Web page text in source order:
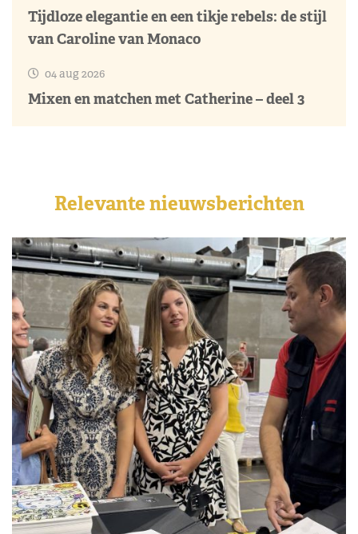
Tijdloze elegantie en een tikje rebels: de stijl
van Caroline van Monaco
04 aug 2026
Mixen en matchen met Catherine – deel 3
Relevante nieuwsberichten